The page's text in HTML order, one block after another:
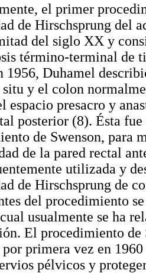
el primer
de Hirschsprung del
del siglo XX y
término-terminal de
1956, Duhamel
y el colon
espacio presacro y
posterior (8). Ésta
de Swenson, para
de la pared rectal
utilizada y
de Hirschsprung de
del procedimiento
usualmente se ha
El procedimiento de
primera vez en
pélvicos y